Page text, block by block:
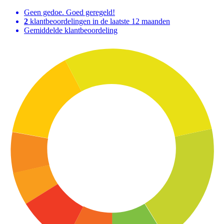
Geen gedoe. Goed geregeld!
2 klantbeoordelingen in de laatste 12 maanden
Gemiddelde klantbeoordeling